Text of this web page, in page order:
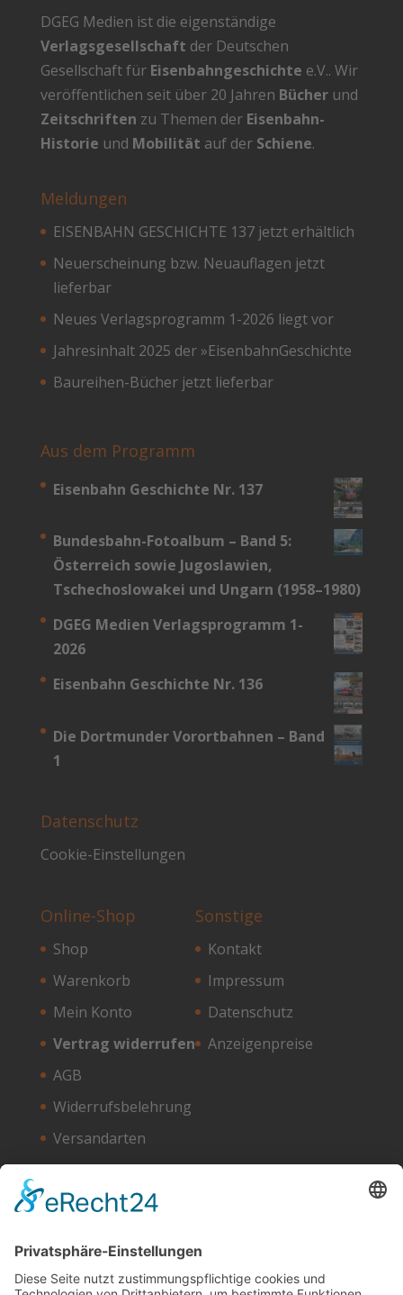
DGEG Medien ist die eigenständige
Verlagsgesellschaft der Deutschen
Gesellschaft für Eisenbahngeschichte e.V.. Wir
veröffentlichen seit über 20 Jahren Bücherund
Zeitschriften zu Themen der Eisenbahn-
Historie und Mobilität auf der Schiene.
Meldungen
EISENBAHN GESCHICHTE 137 jetzt erhältlich
Neuerscheinung bzw. Neuauflagen jetzt
lieferbar
Neues Verlagsprogramm 1-2026 liegt vor
Jahresinhalt 2025 der »EisenbahnGeschichte
Baureihen-Bücher jetzt lieferbar
Aus dem Programm
Eisenbahn Geschichte Nr. 137
Bundesbahn-­Fotoalbum – Band 5:
Österreich sowie Jugoslawien,
Tschechoslowakei und Ungarn (1958–1980)
DGEG Medien Verlagsprogramm 1-
2026
Eisenbahn Geschichte Nr. 136
Die Dortmunder Vorortbahnen – Band
1
Datenschutz
Cookie-Einstellungen
Online-Shop
Shop
Warenkorb
Mein Konto
Vertrag widerrufen
AGB
Widerrufsbelehrung
Versandarten
Zahlungsarten
Sonstige
Kontakt
Impressum
Datenschutz
Anzeigenpreise